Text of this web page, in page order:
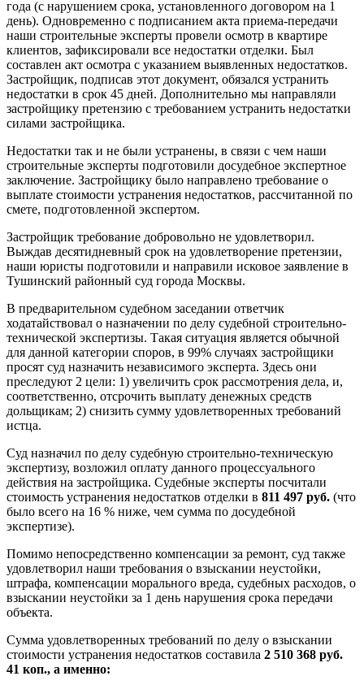
года (с нарушением срока, установленного договором на 1
день). Одновременно с подписанием акта приема-передачи
наши строительные эксперты провели осмотр в квартире
клиентов, зафиксировали все недостатки отделки. Был
составлен акт осмотра с указанием выявленных недостатков.
Застройщик, подписав этот документ, обязался устранить
недостатки в срок 45 дней. Дополнительно мы направляли
застройщику претензию с требованием устранить недостатки
силами застройщика.
Недостатки так и не были устранены, в связи с чем наши
строительные эксперты подготовили досудебное экспертное
заключение. Застройщику было направлено требование о
выплате стоимости устранения недостатков, рассчитанной по
смете, подготовленной экспертом.
Застройщик требование добровольно не удовлетворил.
Выждав десятидневный срок на удовлетворение претензии,
наши юристы подготовили и направили исковое заявление в
Тушинский районный суд города Москвы.
В предварительном судебном заседании ответчик
ходатайствовал о назначении по делу судебной строительно-
технической экспертизы. Такая ситуация является обычной
для данной категории споров, в 99% случаях застройщики
просят суд назначить независимого эксперта. Здесь они
преследуют 2 цели: 1) увеличить срок рассмотрения дела, и,
соответственно, отсрочить выплату денежных средств
дольщикам; 2) снизить сумму удовлетворенных требований
истца.
Суд назначил по делу судебную строительно-техническую
экспертизу, возложил оплату данного процессуального
действия на застройщика. Судебные эксперты посчитали
стоимость устранения недостатков отделки в 811 497 руб. (что
было всего на 16 % ниже, чем сумма по досудебной
экспертизе).
Помимо непосредственно компенсации за ремонт, суд также
удовлетворил наши требования о взыскании неустойки,
штрафа, компенсации морального вреда, судебных расходов, о
взыскании неустойки за 1 день нарушения срока передачи
объекта.
Сумма удовлетворенных требований по делу о взыскании
стоимости устранения недостатков составила 2 510 368 руб.
41 коп., а именно: